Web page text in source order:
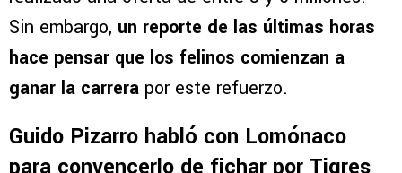
futbolista argentino. Uno de ellos es
Tigres
UANL
, quien en un primer momento habría
realizado una oferta de entre 5 y 6 millones.
hace pensar que los felinos comienzan a